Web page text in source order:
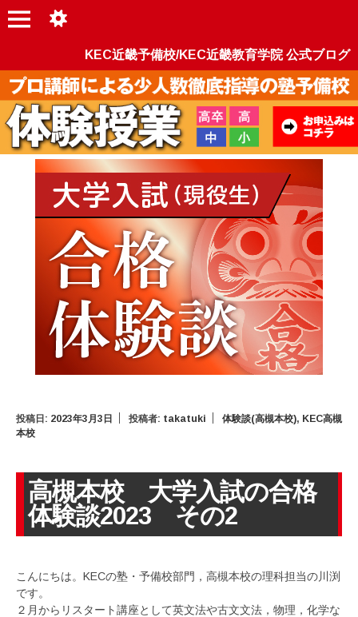
KEC近畿予備校/KEC近畿教育学院 公式ブログ
投稿日: 2023年3月3日 投稿者: takatuki 体験談(高槻本校), KEC高槻
本校
高槻本校 大学入試の合格
体験談2023 その2
こんにちは。KECの塾・予備校部門，高槻本校の理科担当の川渕
です。
２月からリスタート講座として英文法や古文文法，物理，化学な